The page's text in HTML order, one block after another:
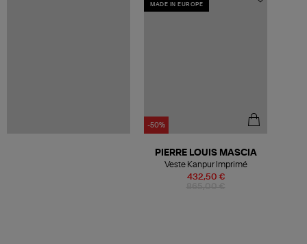
MADE IN EUROPE
-50%
432,50 €
PIERRE LOUIS MASCIA
Veste Kanpur Imprimé